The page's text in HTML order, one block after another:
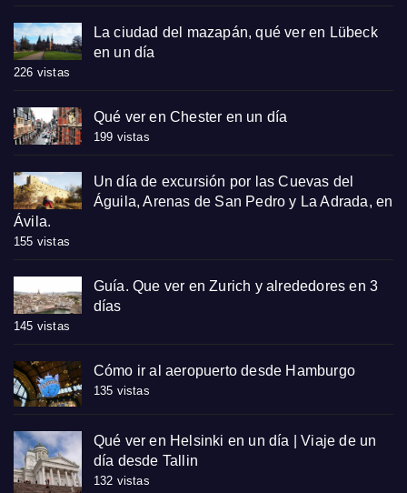
La ciudad del mazapán, qué ver en Lübeck
en un día
226 vistas
Qué ver en Chester en un día
199 vistas
Un día de excursión por las Cuevas del
Águila, Arenas de San Pedro y La Adrada, en
Ávila.
155 vistas
Guía. Que ver en Zurich y alrededores en 3
días
145 vistas
Cómo ir al aeropuerto desde Hamburgo
135 vistas
Qué ver en Helsinki en un día | Viaje de un
día desde Tallin
132 vistas